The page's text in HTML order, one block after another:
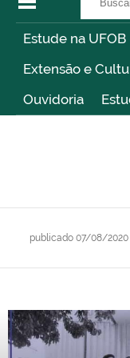
Estude na UFOB
Extensão e
Ouvidoria
publicado 07/08/2020